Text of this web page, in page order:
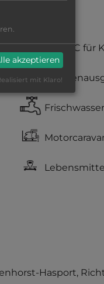
nur WC für
Hasport,
akzeptieren
mit Klaro!